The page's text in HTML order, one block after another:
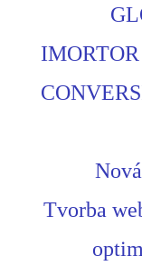
Tvorba